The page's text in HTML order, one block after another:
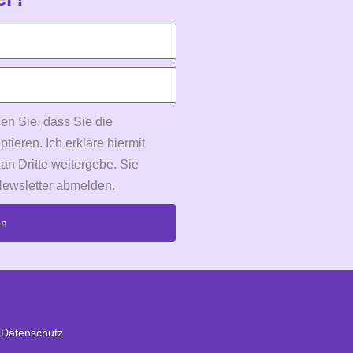
Sie, dass Sie die
Ich erkläre hiermit
Dritte weitergebe. Sie
abmelden.
Datenschutz